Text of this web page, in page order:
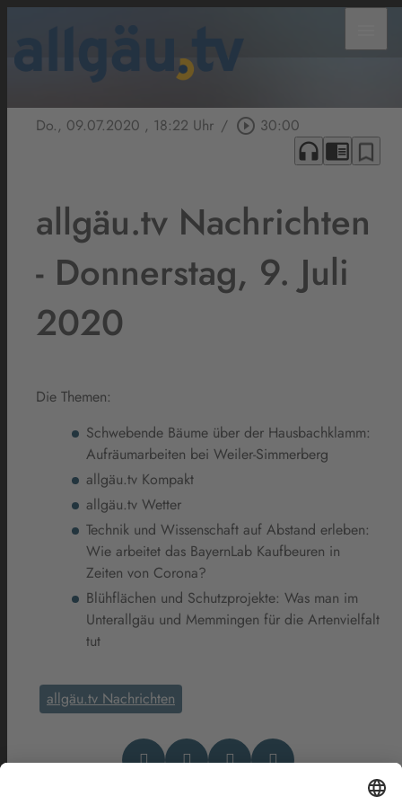
Do., 09.07.2020 , 18:22 Uhr / play_circle_outline 30:00
headphones chrome_reader_mode bookmark_border
allgäu.tv Nachrichten
- Donnerstag, 9. Juli
2020
Die Themen:
Schwebende Bäume über der Hausbachklamm:
Aufräumarbeiten bei Weiler-Simmerberg
allgäu.tv Kompakt
allgäu.tv Wetter
Technik und Wissenschaft auf Abstand erleben:
Wie arbeitet das BayernLab Kaufbeuren in
Zeiten von Corona?
Blühflächen und Schutzprojekte: Was man im
Unterallgäu und Memmingen für die Artenvielfalt
tut
allgäu.tv Nachrichten